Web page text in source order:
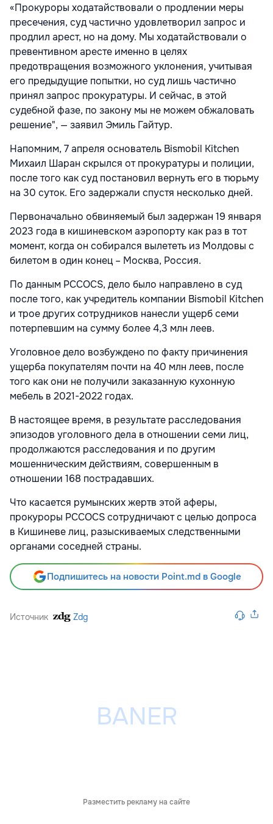
«Прокуроры ходатайствовали о продлении меры
пресечения, суд частично удовлетворил запрос и
продлил арест, но на дому. Мы ходатайствовали о
превентивном аресте именно в целях
предотвращения возможного уклонения, учитывая
его предыдущие попытки, но суд лишь частично
принял запрос прокуратуры. И сейчас, в этой
судебной фазе, по закону мы не можем обжаловать
решение", — заявил Эмиль Гайтур.
Напомним, 7 апреля основатель Bismobil Kitchen
Михаил Шаран скрылся от прокуратуры и полиции,
после того как суд постановил вернуть его в тюрьму
на 30 суток. Его задержали спустя несколько дней.
Первоначально обвиняемый был задержан 19 января
2023 года в кишиневском аэропорту как раз в тот
момент, когда он собирался вылететь из Молдовы с
билетом в один конец – Москва, Россия.
По данным PCCOCS, дело было направлено в суд
после того, как учредитель компании Bismobil Kitchen
и трое других сотрудников нанесли ущерб семи
потерпевшим на сумму более 4,3 млн леев.
Уголовное дело возбуждено по факту причинения
ущерба покупателям почти на 40 млн леев, после
того как они не получили заказанную кухонную
мебель в 2021-2022 годах.
В настоящее время, в результате расследования
эпизодов уголовного дела в отношении семи лиц,
продолжаются расследования и по другим
мошенническим действиям, совершенным в
отношении 168 пострадавших.
Что касается румынских жертв этой аферы,
прокуроры PCCOCS сотрудничают с целью допроса
в Кишиневе лиц, разыскиваемых следственными
органами соседней страны.
Подпишитесь на новости Point.md в Google
Источник Zdg
Разместить рекламу на сайте